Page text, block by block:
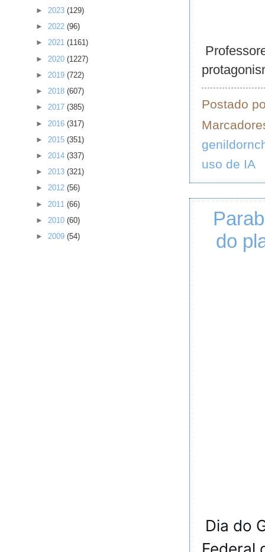
Postado
uso de IA
do
Dia do
► 2023 (129)
► 2022 (96)
► 2021 (1161)
► 2020 (1227)
► 2019 (722)
► 2018 (607)
► 2017 (385)
► 2016 (317)
► 2015 (351)
► 2014 (337)
► 2013 (321)
► 2012 (56)
► 2011 (66)
► 2010 (60)
► 2009 (54)